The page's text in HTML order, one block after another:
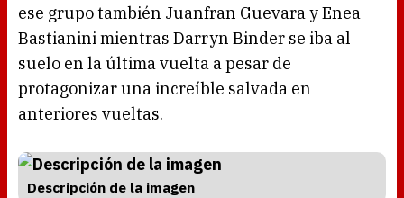
ese grupo también Juanfran Guevara y Enea
Bastianini mientras Darryn Binder se iba al
suelo en la última vuelta a pesar de
protagonizar una increíble salvada en
anteriores vueltas.
Descripción de la imagen